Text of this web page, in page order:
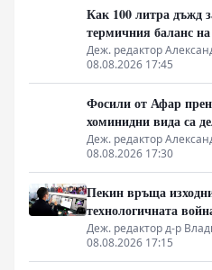
Как 100 литра дъжд
термичния баланс
Деж. редактор
08.08.2026 17:45
Фосили от Афар
хоминидни вида са
2.8 милиона години
Деж. редактор
08.08.2026 17:30
Пекин връща
технологичната
граница
Деж. редактор д-р
08.08.2026 17:15